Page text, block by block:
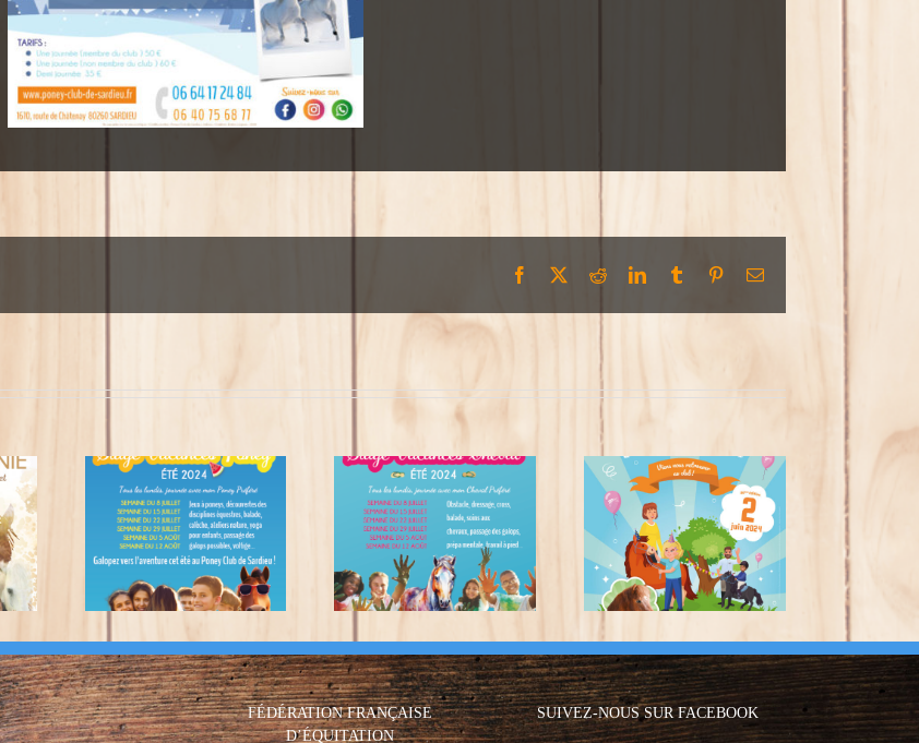
Facebook RedditLinkedInTumblr PinterestEmail
Stage vacances Cheval
été 2024
Fête du Poney
FÉDÉRATION FRANÇAISE
D’ÉQUITATION
SUIVEZ-NOUS SUR FACEBOOK